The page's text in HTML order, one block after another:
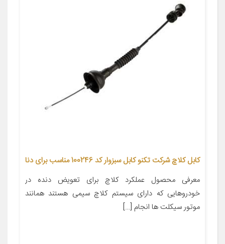
کابل کلاچ شرکت تکنو کابل سبزوار کد 100246 مناسب برای دنا
معرفی محصول عملکرد کلاچ برای تعویض دنده در
خودروهایی که دارای سیستم کلاچ سیمی هستند همانند
موتور سیکلت ها انجام […]